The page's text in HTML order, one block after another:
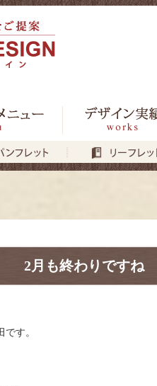
2月も終わりですね
す。